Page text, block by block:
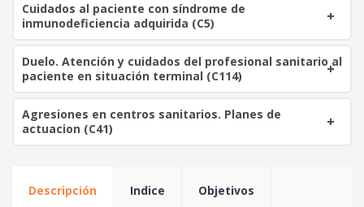
Cuidados al paciente con síndrome de
inmunodeficiencia adquirida (C5)
Duelo. Atención y cuidados del profesional sanitario al
paciente en situación terminal (C114)
Agresiones en centros sanitarios. Planes de
actuacion (C41)
Descripción Indice Objetivos